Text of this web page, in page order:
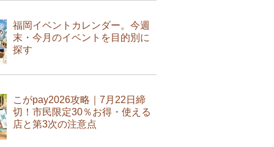
福岡イベントカレンダー。今週
末・今月のイベントを目的別に
探す
こがpay2026攻略｜7月22日締
切！市民限定30％お得・使える
店と第3次の注意点